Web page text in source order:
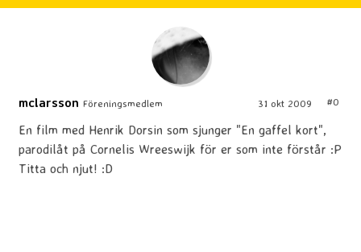
mclarsson Föreningsmedlem 31 okt 2009 #0
En film med Henrik Dorsin som sjunger "En gaffel kort",
parodilåt på Cornelis Wreeswijk för er som inte förstår :P
Titta och njut! :D